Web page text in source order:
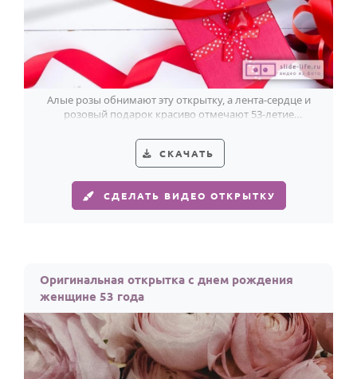
Алые розы обнимают эту открытку, а лента-сердце и
розовый подарок красиво отмечают 53-летие
СКАЧАТЬ
СДЕЛАТЬ ВИДЕО ОТКРЫТКУ
Оригинальная открытка с днем рождения
женщине 53 года